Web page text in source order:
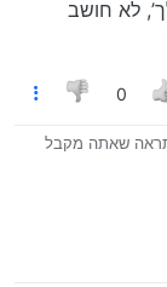
לא חושב
0
שאתה מקבל
נוספת כשמישהו
פיסת מידע